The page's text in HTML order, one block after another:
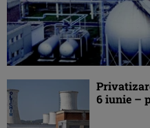
6 iunie –